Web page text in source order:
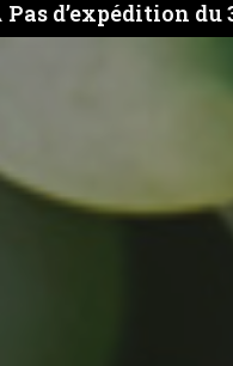
Pas d’expédition du